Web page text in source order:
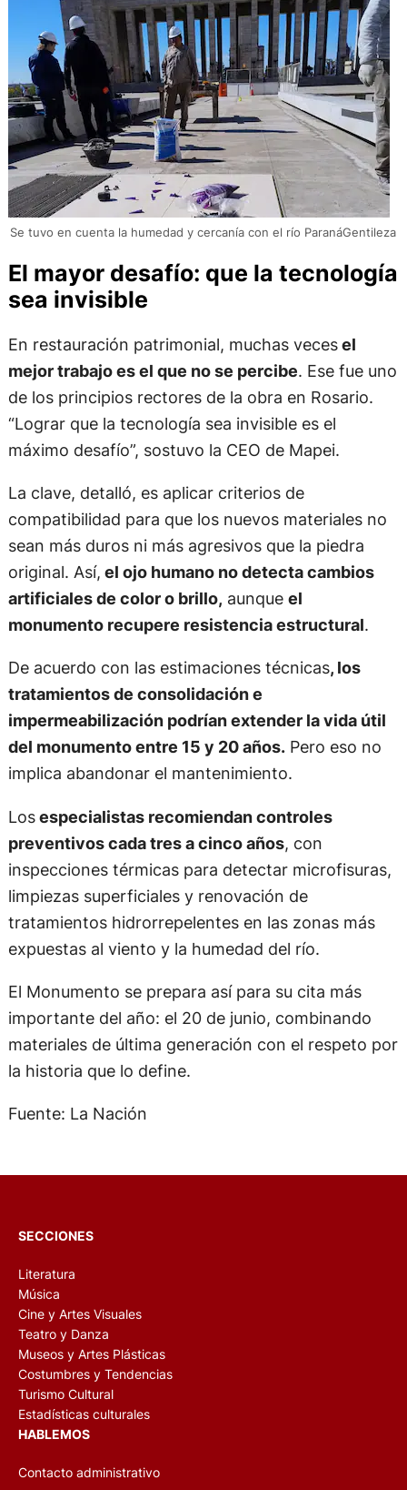
Se tuvo en cuenta la humedad y cercanía con el río ParanáGentileza
El mayor desafío: que la tecnología
sea invisible
En restauración patrimonial, muchas vecesel
mejor trabajo es el que no se percibe. Ese fue uno
de los principios rectores de la obra en Rosario.
“Lograr que la tecnología sea invisible es el
máximo desafío”, sostuvo la CEO de Mapei.
La clave, detalló, es aplicar criterios de
compatibilidad para que los nuevos materiales no
sean más duros ni más agresivos que la piedra
original. Así, el ojo humano no detecta cambios
artificiales de color o brillo, aunque el
monumento recupere resistencia estructural.
De acuerdo con las estimaciones técnicas, los
tratamientos de consolidación e
impermeabilización podrían extender la vida útil
del monumento entre 15 y 20 años.Pero eso no
implica abandonar el mantenimiento.
Losespecialistas recomiendan controles
preventivos cada tres a cinco años, con
inspecciones térmicas para detectar microfisuras,
limpiezas superficiales y renovación de
tratamientos hidrorrepelentes en las zonas más
expuestas al viento y la humedad del río.
El Monumento se prepara así para su cita más
importante del año: el 20 de junio, combinando
materiales de última generación con el respeto por
la historia que lo define.
Fuente: La Nación
SECCIONES
Literatura
Música
Cine y Artes Visuales
Teatro y Danza
Museos y Artes Plásticas
Costumbres y Tendencias
Turismo Cultural
Estadísticas culturales
HABLEMOS
Contacto administrativo